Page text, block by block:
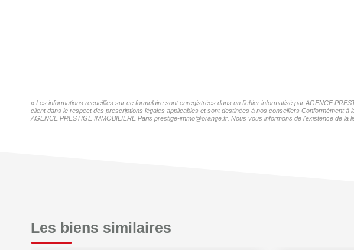
« Les informations recueillies sur ce formulaire sont enregistrées dans un fichier informatisé par AGENCE
client dans le respect des prescriptions légales applicables et sont destinées à nos conseillers Conformément
AGENCE PRESTIGE IMMOBILIERE Paris prestige-immo@orange.fr. Nous vous informons de l'existence de
Les biens similaires